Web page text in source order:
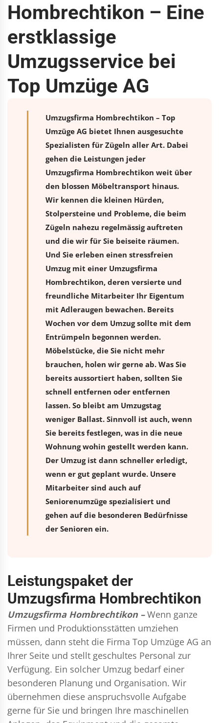
Hombrechtikon – Eine
erstklassige
Umzugsservice bei
Top Umzüge AG
Umzugsfirma Hombrechtikon – Top
Umzüge AG bietet Ihnen ausgesuchte
Spezialisten für Zügeln aller Art. Dabei
gehen die Leistungen jeder
Umzugsfirma Hombrechtikon weit über
den blossen Möbeltransport hinaus.
Wir kennen die kleinen Hürden,
Stolpersteine und Probleme, die beim
Zügeln nahezu regelmässig auftreten
und die wir für Sie beiseite räumen.
Und Sie erleben einen stressfreien
Umzugmit einer Umzugsfirma
Hombrechtikon, deren versierte und
freundliche Mitarbeiter Ihr Eigentum
mit Adleraugen bewachen. Bereits
Wochen vor dem Umzug sollte mit dem
Entrümpeln begonnen werden.
Möbelstücke, die Sie nicht mehr
brauchen, holen wir gerne ab. Was Sie
bereits aussortiert haben, sollten Sie
schnell entfernen oder entfernen
lassen. So bleibt am Umzugstag
weniger Ballast. Sinnvoll ist auch, wenn
Sie bereits festlegen, was in die neue
Wohnung wohin gestellt werden kann.
Der Umzug ist dann schneller erledigt,
wenn er gut geplant wurde. Unsere
Mitarbeiter sind auch auf
Seniorenumzüge spezialisiert und
gehen auf die besonderen Bedürfnisse
der Senioren ein.
Leistungspaket der
Umzugsfirma Hombrechtikon
Umzugsfirma Hombrechtikon – Wenn ganze
Firmen und Produktionsstätten umziehen
müssen, dann steht die Firma Top Umzüge AG an
Ihrer Seite und stellt geschultes Personal zur
Verfügung. Ein solcher Umzug bedarf einer
besonderen Planung und Organisation. Wir
übernehmen diese anspruchsvolle Aufgabe
gerne für Sie und bringen Ihre maschinellen